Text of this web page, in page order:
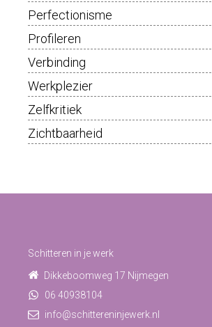
Perfectionisme
Profileren
Verbinding
Werkplezier
Zelfkritiek
Zichtbaarheid
Schitteren in je werk
Dikkeboomweg 17 Nijmegen
06 40938104
info@schittereninjewerk.nl